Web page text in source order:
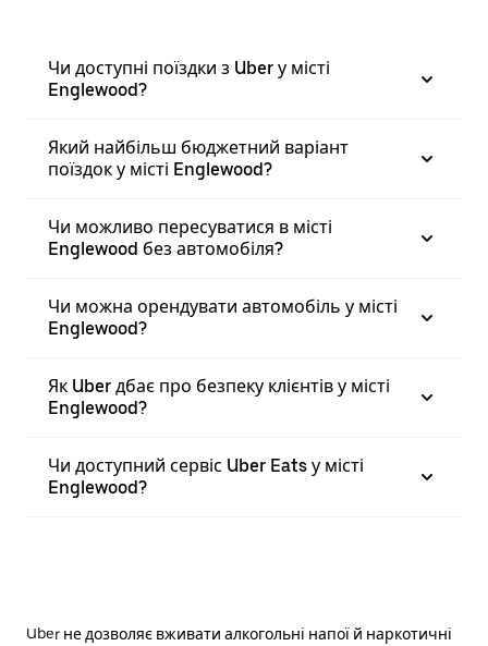
Чи доступні поїздки з Uber у місті
Englewood?
Який найбільш бюджетний варіант
поїздок у місті Englewood?
Чи можливо пересуватися в місті
Englewood без автомобіля?
Чи можна орендувати автомобіль у місті
Englewood?
Як Uber дбає про безпеку клієнтів у місті
Englewood?
Чи доступний сервіс Uber Eats у місті
Englewood?
Uber не дозволяє вживати алкогольні напої й наркотичні